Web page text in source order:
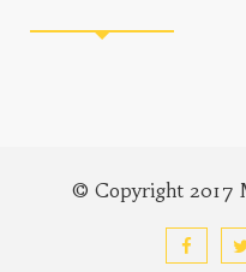
© Copyright 2017